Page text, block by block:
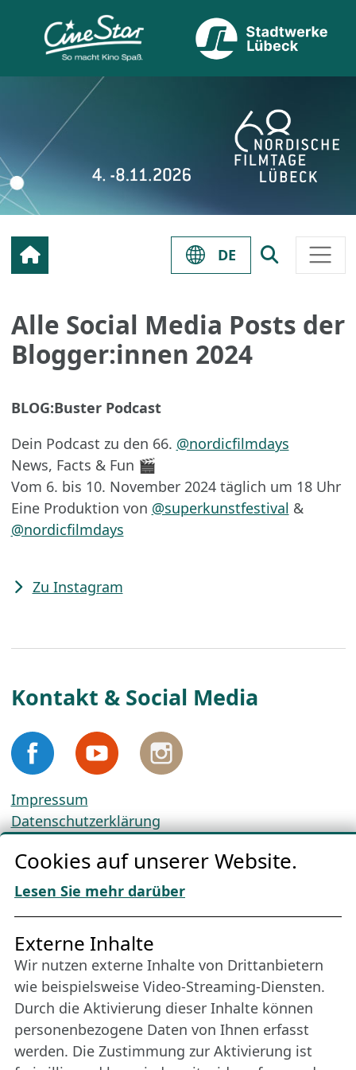
DE
Alle Social Media Posts der
Blogger:innen 2024
BLOG:Buster Podcast
Dein Podcast zu den 66. @nordicfilmdays
News, Facts & Fun 🎬
Vom 6. bis 10. November 2024 täglich um 18 Uhr
Eine Produktion von @superkunstfestival &
@nordicfilmdays
Zu Instagram
Kontakt & Social Media
Impressum
Datenschutzerklärung
AGBs
Download „Nordic Tango“
Freundes­kreis
Bleiben Sie uns das ganze Jahr über verbunden:
Werden Sie Freund der Nordischen Filmtage
Lübeck.
Cookies auf unserer Website.
Lesen Sie mehr darüber
Externe Inhalte
Wir nutzen externe Inhalte von Drittanbietern
wie beispielsweise Video-Streaming-Diensten.
Durch die Aktivierung dieser Inhalte können
personenbezogene Daten von Ihnen erfasst
werden. Die Zustimmung zur Aktivierung ist